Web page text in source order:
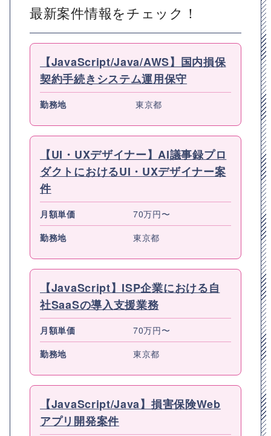
最新案件情報をチェック！
【JavaScript/Java/AWS】国内損保
契約手続きシステム運用保守
勤務地 東京都
【UI・UXデザイナー】AI議事録プロ
ダクトにおけるUI・UXデザイナー案
件
月額単価
70万円〜
勤務地
東京都
【JavaScript】ISP企業における自
社SaaSの導入支援業務
月額単価
70万円〜
勤務地
東京都
【JavaScript/Java】損害保険Web
アプリ開発案件